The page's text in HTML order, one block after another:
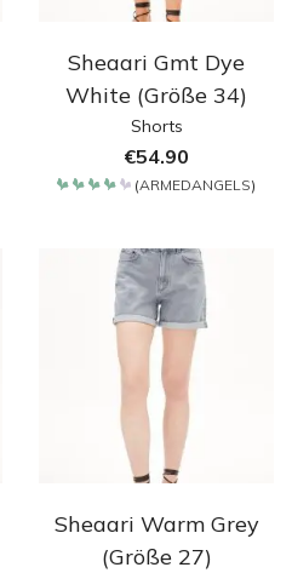
Sheaari Gmt Dye
White (Größe 34)
Shorts
€54.90
(ARMEDANGELS)
Sheaari Warm Grey
(Größe 27)